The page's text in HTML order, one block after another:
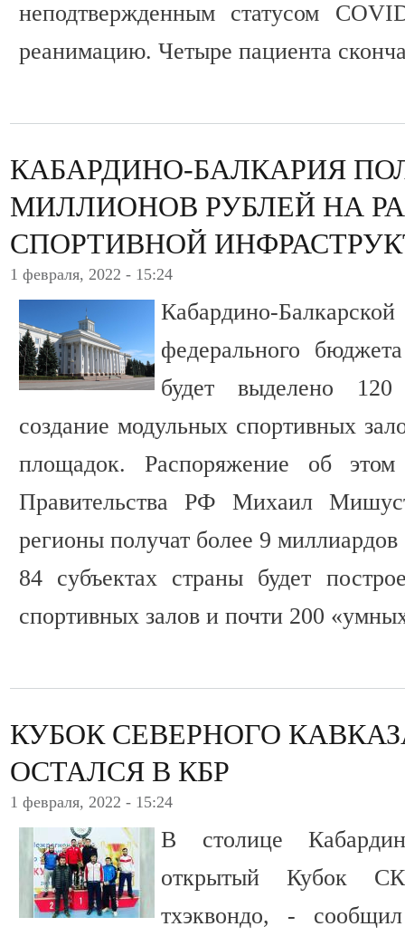
неподтвержденным статусом
реанимацию. Четыре пациента
КАБАРДИНО-БАЛКАРИЯ
МИЛЛИОНОВ РУБЛЕЙ НА
СПОРТИВНОЙ
1 февраля, 2022 - 15:24
Кабардино-
федерального
будет выделено
создание модульных спортивных
площадок. Распоряжение об этом
Правительства РФ Михаил
регионы получат более 9
84 субъектах страны будет
спортивных залов и почти 200
КУБОК СЕВЕРНОГО
ОСТАЛСЯ В КБР
1 февраля, 2022 - 15:24
В столице
открытый Кубок
тхэквондо, -